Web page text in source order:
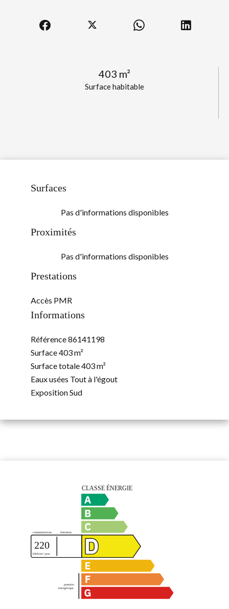
Surface habitable
403 m²
Surfaces
Pas d'informations disponibles
Proximités
Pas d'informations disponibles
Prestations
Accès PMR
Informations
Référence86141198
Surface403 m²
Surface totale403 m²
Eaux usées Tout à l'égout
ExpositionSud